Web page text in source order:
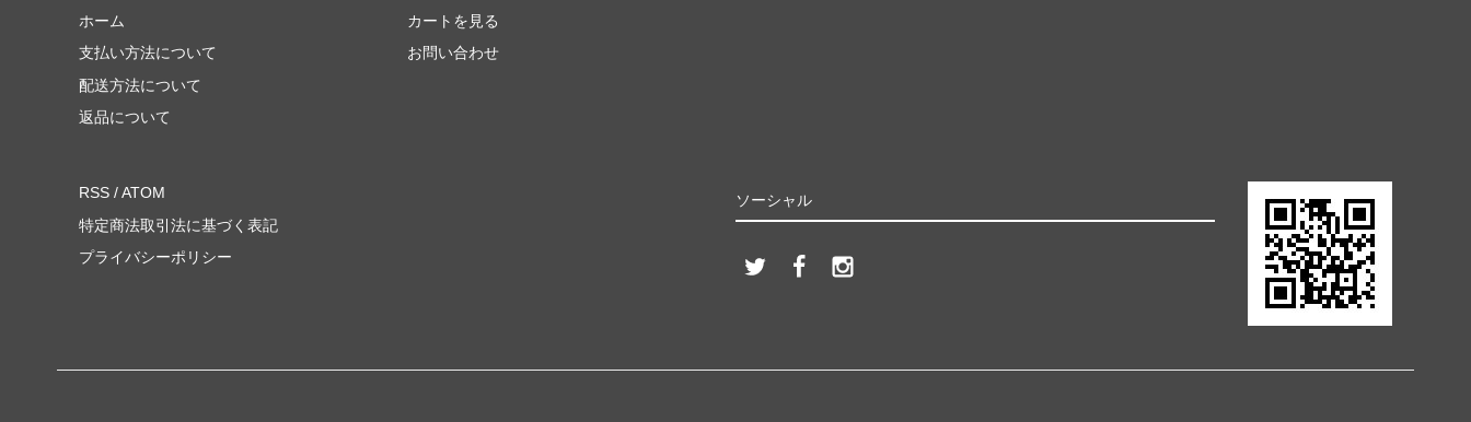
ホーム
支払い方法について
配送方法について
返品について
カートを見る
お問い合わせ
ソーシャル
RSS /ATOM
特定商法取引法に基づく表記
プライバシーポリシー